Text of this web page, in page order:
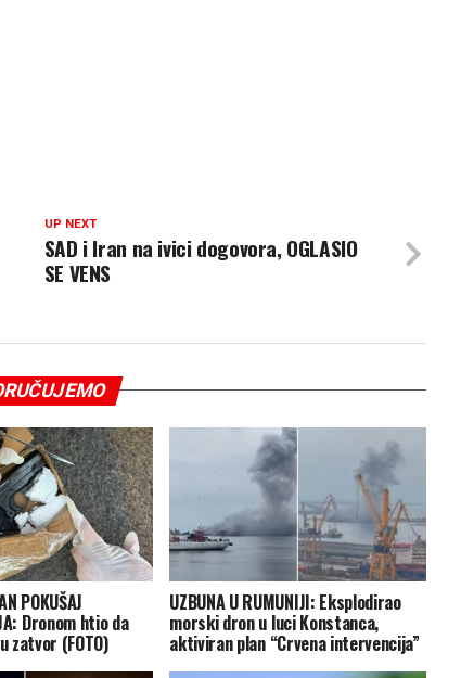
UP NEXT
SAD i Iran na ivici dogovora, OGLASIO
SE VENS
POKUŠAJ
Dronom htio da
zatvor (FOTO)
UZBUNA U RUMUNIJI: Eksplodirao
morski dron u luci Konstanca,
aktiviran plan “Crvena intervencija”